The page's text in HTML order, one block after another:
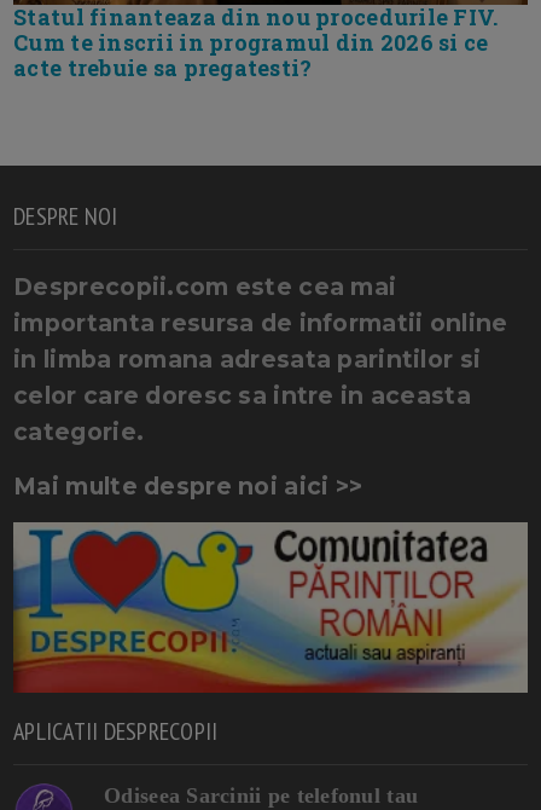
Statul finanteaza din nou procedurile FIV.
Cum te inscrii in programul din 2026 si ce
acte trebuie sa pregatesti?
DESPRE NOI
Desprecopii.com este cea mai
importanta resursa de informatii online
in limba romana adresata parintilor si
celor care doresc sa intre in aceasta
categorie.
Mai multe despre noi aici >>
APLICATII DESPRECOPII
Odiseea Sarcinii pe telefonul tau